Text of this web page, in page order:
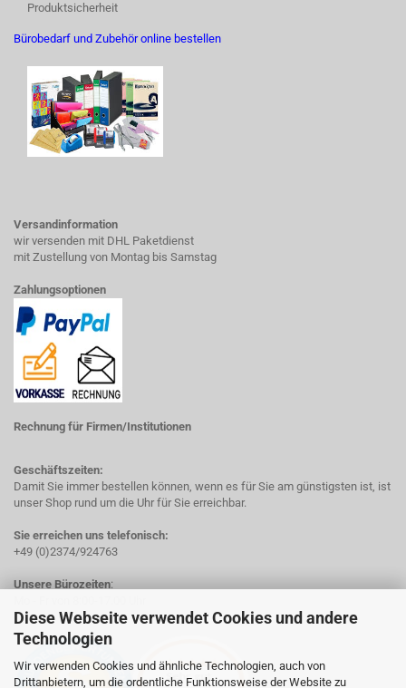
Diese Webseite verwendet Cookies und andere
Technologien
Wir verwenden Cookies und ähnliche Technologien, auch von
Drittanbietern, um die ordentliche Funktionsweise der Website zu
Produktsicherheit
Bürobedarf und Zubehör online bestellen
Versandinformation
wir versenden mit DHL Paketdienst
mit Zustellung von Montag bis Samstag
Zahlungsoptionen
Rechnung für Firmen/Institutionen
Geschäftszeiten:
Damit Sie immer bestellen können, wenn es für Sie am günstigsten ist, ist
unser Shop rund um die Uhr für Sie erreichbar.
Sie erreichen uns telefonisch:
+49 (0)2374/924763
Unsere Bürozeiten: